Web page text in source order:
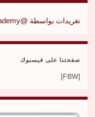
تغريدات بواسطة @NNCacademy
صفحتنا على فيسبوك
[FBW]